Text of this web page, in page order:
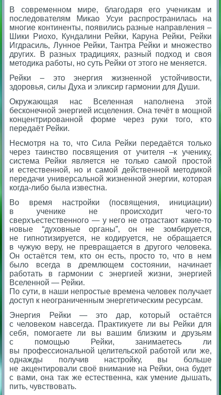
В современном мире, благодаря его ученикам и
последователям Микао Усуи распространилась на
многие континенты, появились разные направления –
Шики Риохо, Кундалини Рейки, Каруна Рейки, Рейки
Игдрасиль, Лунное Рейки, Тантра Рейки и множество
других. В разных традициях, разный подход и своя
методика работы, но суть Рейки от этого не меняется.
Рейки – это энергия жизненной устойчивости,
здоровья, силы Духа и эликсир гармонии для Души.
Окружающая нас Вселенная наполнена этой
бесконечной энергией исцеления. Она течёт в мощной
концентрированной форме через руки того, кто
передаёт Рейки.
Несмотря на то, что Сила Рейки передаётся только
через таинство посвящения от учителя –к ученику,
система Рейки является не только самой простой
и естественной, но и самой действенной методикой
передачи универсальной жизненной энергии, которая
когда-либо была известна.
Во время настройки (посвящения, инициации)
в ученике не происходит чего-то
сверхъестественного — у него не отрастают какие-то
новые “духовные органы”, он не зомбируется,
не гипнотизируется, не кодируется, не обращается
в чужую веру, не превращается в другого человека.
Он остаётся тем, кто он есть, просто то, что в нем
было всегда в дремлющем состоянии, начинает
работать в гармонии с энергией жизни, энергией
Вселенной — Рейки.
По сути, в наши непростые времена человек получает
доступ к неограниченным энергетическим ресурсам.
Энергия Рейки — это дар, который остаётся
с человеком навсегда. Практикуете ли вы Рейки для
себя, помогаете ли вы вашим близким и друзьям
с помощью Рейки, занимаетесь ли
вы профессиональной целительской работой или же,
однажды получив настройку, вы больше
не акцентировали своё внимание на Рейки, она будет
с вами, она так же естественна, как умение дышать,
пить, чувствовать.